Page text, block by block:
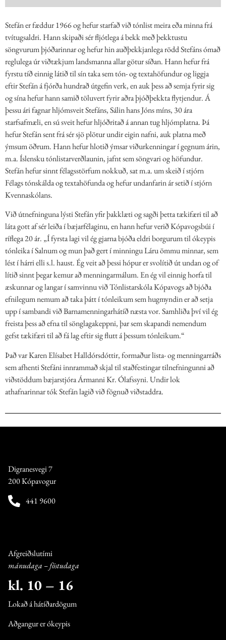
Stefán er fæddur 1966 og hefur starfað við tónlist meira eða minna frá
tvítugsaldri. Hann skipaði sér fljótlega á bekk með þekktustu
söngvurum þjóðarinnar og hefur hin auðþekkjanlega rödd Stefáns ómað
reglulega úr viðtækjum landsmanna allar götur síðan. Hann hefur frá
fyrstu tíð einnig látið til sín taka sem tón- og textahöfundur og liggja
eftir Stefán á fjórða hundrað útgefin verk, en auk þess að semja fyrir sig
og sína hefur hann samið töluvert fyrir aðra þjóðþekkta flytjendur. Á
þessu ári fagnar hljómsveit Stefáns, Sálin hans Jóns míns, 30 ára
starfsafmæli, en sú sveit hefur hljóðritað á annan tug hljómplatna. Þá
hefur Stefán sent frá sér sjö plötur undir eigin nafni, auk platna með
ýmsum öðrum. Hann hefur hlotið ýmsar viðurkenningar í gegnum árin,
m.a. Íslensku tónlistarverðlaunin, jafnt sem söngvari og höfundur.
Stefán hefur sinnt félagsstörfum nokkuð, sat m.a. um skeið í stjórn
Félags tónskálda og textahöfunda og hefur undanfarin ár setið í stjórn
Kvennaskólans.
Við útnefninguna lýsti Stefán yfir þakklæti og sagði þetta tækifæri til að
láta gott af sér leiða í bæjarfélaginu, en hann hefur verið Kópavogsbúi í
ríflega 20 ár. „Í fyrsta lagi vil ég gjarna bjóða eldri borgurum til ókeypis
tónleika í Salnum og mun það gert í minningu Láru ömmu minnar, sem
lést í hárri elli s.l. haust. Ég veit að þessi hópur er svolítið út undan og of
lítið sinnt þegar kemur að menningarmálum. En ég vil einnig horfa til
æskunnar og langar í samvinnu við Tónlistarskóla Kópavogs að bjóða
efnilegum nemum að taka þátt í tónleikum sem hugmyndin er að setja
upp í sambandi við Barnamenningarhátíð næsta vor. Samhliða því vil ég
freista þess að efna til sönglagakeppni, þar sem skapandi nemendum
gefst tækifæri til að fá lag eftir sig flutt á þessum tónleikum.“
Það var Karen Elísabet Halldórsdóttir, formaður lista- og menningarráðs
sem afhenti Stefáni innrammað skjal til staðfestingar tilnefningunni að
viðstöddum bæjarstjóra Ármanni Kr. Ólafssyni. Undir lok
athafnarinnar tók Stefán lagið við fögnuð viðstaddra.
Digranesvegi 7
200 Kópavogur
441 9600
Afgreiðslutími
mánudaga – föstudaga
kl. 10 – 16
Lokað á hátíðardögum
Aðgangur er ókeypis